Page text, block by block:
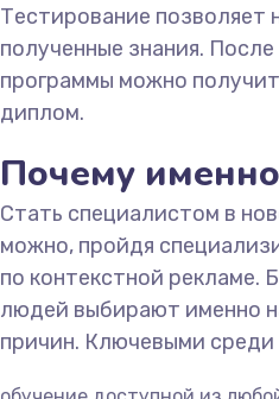
Тестирование позволяет
полученные знания.
программы можно
диплом.
Почему
Стать специалистом в
можно, пройдя
по контекстной рекламе.
людей выбирают именно
причин. Ключевыми среди